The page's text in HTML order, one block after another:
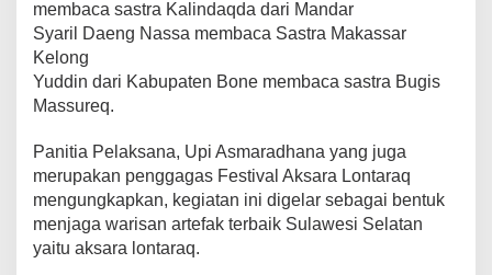
membaca sastra Kalindaqda dari Mandar
Syaril Daeng Nassa membaca Sastra Makassar
Kelong
Yuddin dari Kabupaten Bone membaca sastra Bugis
Massureq.
Panitia Pelaksana, Upi Asmaradhana yang juga
merupakan penggagas Festival Aksara Lontaraq
mengungkapkan, kegiatan ini digelar sebagai bentuk
menjaga warisan artefak terbaik Sulawesi Selatan
yaitu aksara lontaraq.